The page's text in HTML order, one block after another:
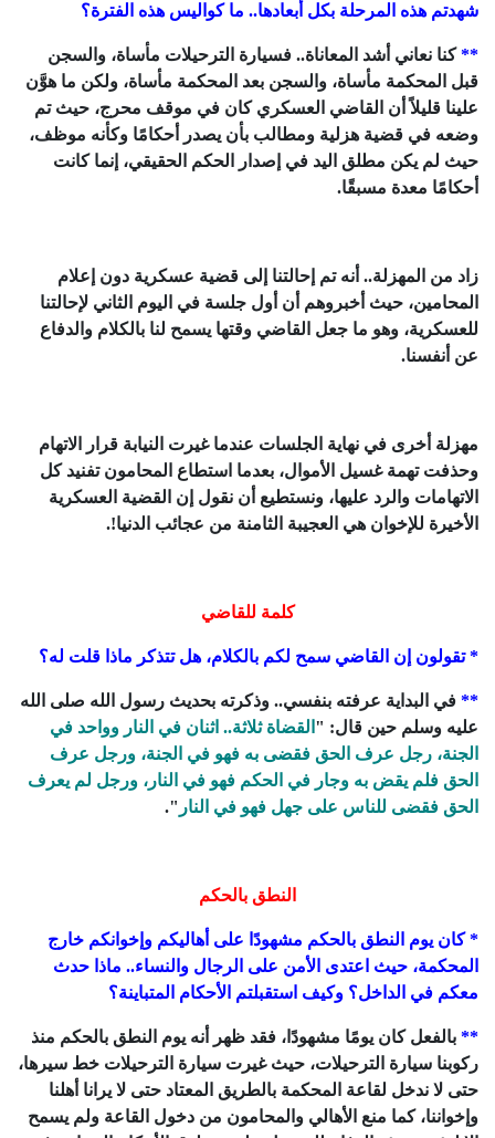
شهدتم هذه المرحلة بكل أبعادها.. ما كواليس هذه الفترة؟
**كنا نعاني أشد المعاناة.. فسيارة الترحيلات مأساة، والسجن
قبل المحكمة مأساة، والسجن بعد المحكمة مأساة، ولكن ما هوَّن
علينا قليلاً أن القاضي العسكري كان في موقف محرج، حيث تم
وضعه في قضية هزلية ومطالب بأن يصدر أحكامًا وكأنه موظف،
حيث لم يكن مطلق اليد في إصدار الحكم الحقيقي، إنما كانت
أحكامًا معدة مسبقًا.
زاد من المهزلة.. أنه تم إحالتنا إلى قضية عسكرية دون إعلام
المحامين، حيث أخبروهم أن أول جلسة في اليوم الثاني لإحالتنا
للعسكرية، وهو ما جعل القاضي وقتها يسمح لنا بالكلام والدفاع
عن أنفسنا.
مهزلة أخرى في نهاية الجلسات عندما غيرت النيابة قرار الاتهام
وحذفت تهمة غسيل الأموال، بعدما استطاع المحامون تفنيد كل
الاتهامات والرد عليها، ونستطيع أن نقول إن القضية العسكرية
الأخيرة للإخوان هي العجيبة الثامنة من عجائب الدنيا!.
كلمة للقاضي
* تقولون إن القاضي سمح لكم بالكلام، هل تتذكر ماذا قلت له؟
** في البداية عرفته بنفسي.. وذكرته بحديث رسول الله صلى الله
عليه وسلم حين قال: " القضاة ثلاثة.. اثنان في النار وواحد في
الجنة، رجل عرف الحق فقضى به فهو في الجنة، ورجل عرف
الحق فلم يقض به وجار في الحكم فهو في النار، ورجل لم يعرف
الحق فقضى للناس على جهل فهو في النار ".
النطق بالحكم
* كان يوم النطق بالحكم مشهودًا على أهاليكم وإخوانكم خارج
المحكمة، حيث اعتدى الأمن على الرجال والنساء.. ماذا حدث
معكم في الداخل؟ وكيف استقبلتم الأحكام المتباينة؟
** بالفعل كان يومًا مشهودًا، فقد ظهر أنه يوم النطق بالحكم منذ
ركوبنا سيارة الترحيلات، حيث غيرت سيارة الترحيلات خط سيرها،
حتى لا ندخل لقاعة المحكمة بالطريق المعتاد حتى لا يرانا أهلنا
وإخواننا، كما منع الأهالي والمحامون من دخول القاعة ولم يسمح